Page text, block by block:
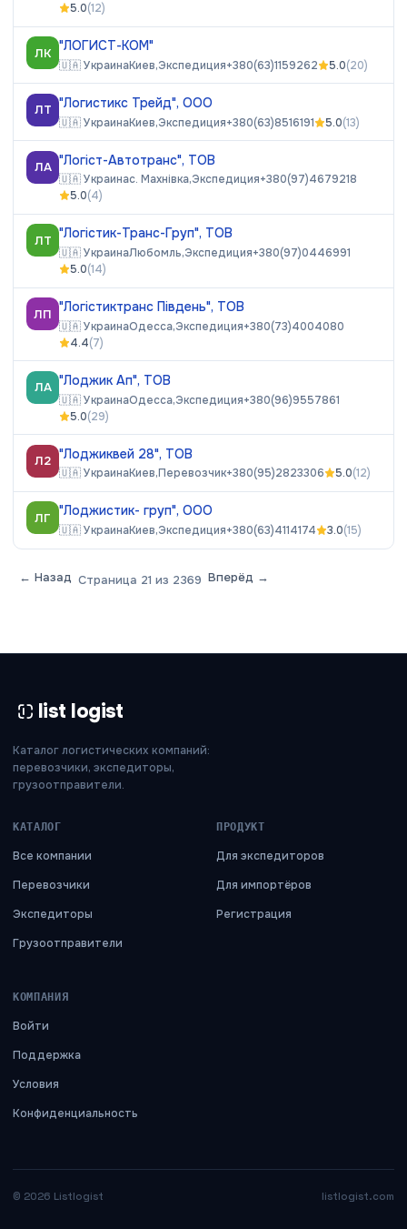
5.0(12)
ЛК "ЛОГИСТ-КОМ"
🇺🇦УкраинаКиев,Экспедиция+380(63)1159262 5.0(20)
ЛТ "Логистикс Трейд", ООО
🇺🇦УкраинаКиев,Экспедиция+380(63)8516191 5.0(13)
ЛА "Логіст-Автотранс", ТОВ
🇺🇦Украинас. Махнівка,Экспедиция+380(97)4679218
5.0(4)
ЛТ "Логістик-Транс-Груп", ТОВ
🇺🇦УкраинаЛюбомль,Экспедиция+380(97)0446991
5.0(14)
ЛП "Логістиктранс Південь", ТОВ
🇺🇦УкраинаОдесса,Экспедиция+380(73)4004080
4.4(7)
ЛА "Лоджик Ап", ТОВ
🇺🇦УкраинаОдесса,Экспедиция+380(96)9557861
5.0(29)
Л2 "Лоджиквей 28", ТОВ
🇺🇦УкраинаКиев,Перевозчик+380(95)2823306 5.0(12)
ЛГ "Лоджистик- груп", ООО
🇺🇦УкраинаКиев,Экспедиция+380(63)4114174 3.0(15)
← Назад Страница 21 из 2369 Вперёд →
list logist
Каталог логистических компаний:
перевозчики, экспедиторы,
грузоотправители.
КАТАЛОГ
Все компании
Перевозчики
Экспедиторы
Грузоотправители
ПРОДУКТ
Для экспедиторов
Для импортёров
Регистрация
КОМПАНИЯ
Войти
Поддержка
Условия
Конфиденциальность
© 2026 Listlogist listlogist.com